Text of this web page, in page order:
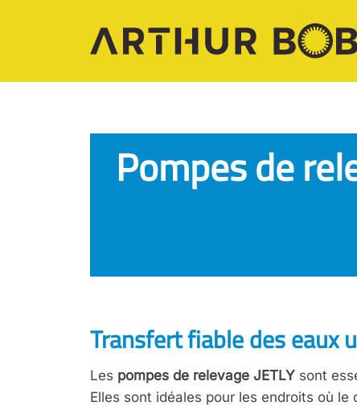
Pompes de
Transfert fiable des eaux
Les pompes de relevage JETLY sont
Elles sont idéales pour les endroits où